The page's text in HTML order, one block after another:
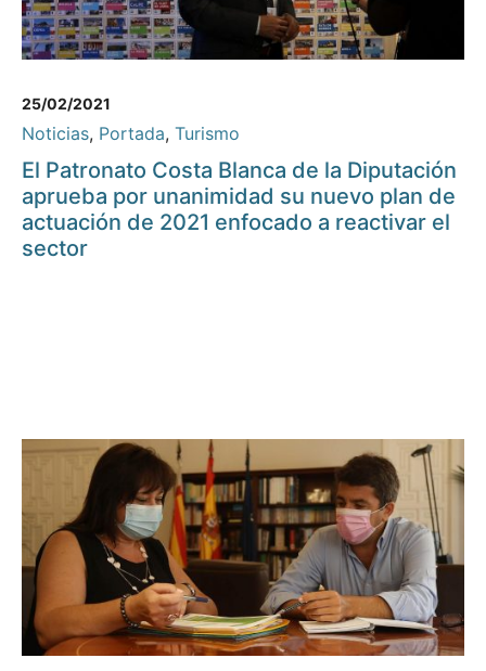
25/02/2021
Noticias, Portada, Turismo
El Patronato Costa Blanca de la Diputación
aprueba por unanimidad su nuevo plan de
actuación de 2021 enfocado a reactivar el
sector